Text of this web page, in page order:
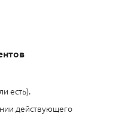
есть).
действующего